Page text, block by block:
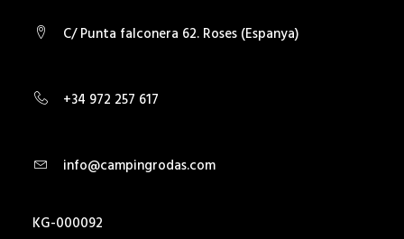
C/ Punta falconera 62. Roses (Espanya)
+34 972 257 617
info@campingrodas.com
KG-000092